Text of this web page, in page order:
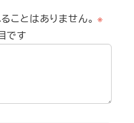
ことはありません。 ※
です